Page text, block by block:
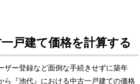
戸建て価格を計算する
ザー登録など面倒な手続きせずに築年
ら『池代』における中古一戸建ての価格